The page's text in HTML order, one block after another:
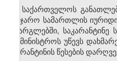
5. საქართველოს
საჯარო სამართლის
ფარგლებში,
სამინისტროს უწევს
კარანტინის წესების